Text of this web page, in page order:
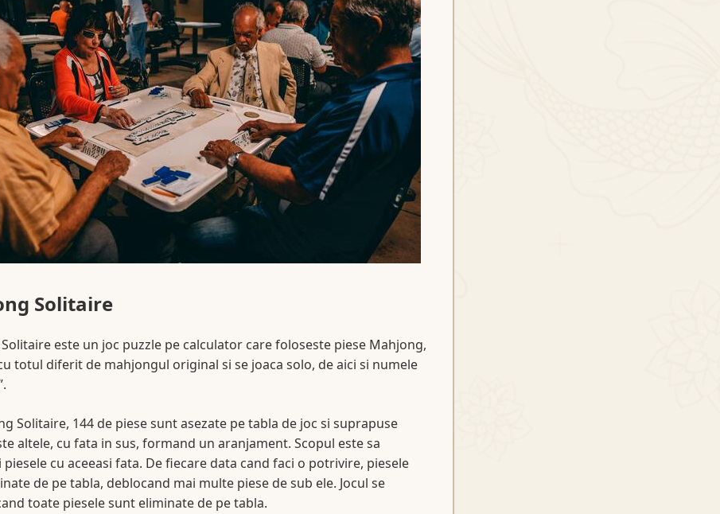
Solitaire
este un joc puzzle pe calculator care foloseste piese Mahjong,
totul diferit de mahjongul original si se joaca solo, de aici si numele
Solitaire, 144 de piese sunt asezate pe tabla de joc si suprapuse
altele, cu fata in sus, formand un aranjament. Scopul este sa
cu aceeasi fata. De fiecare data cand faci o potrivire, piesele
de pe tabla, deblocand mai multe piese de sub ele. Jocul se
toate piesele sunt eliminate de pe tabla.